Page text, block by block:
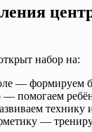
набор на:
— формируем
помогаем
технику
—